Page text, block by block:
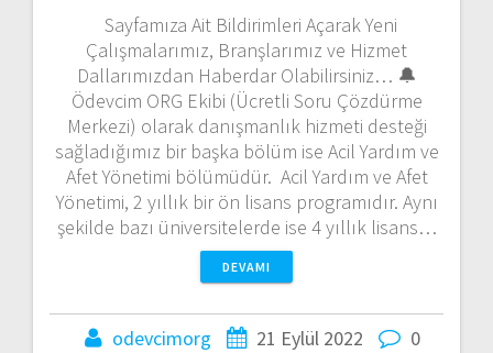
Sayfamıza Ait Bildirimleri Açarak Yeni
Çalışmalarımız, Branşlarımız ve Hizmet
Dallarımızdan Haberdar Olabilirsiniz… 🔔
Ödevcim ORG Ekibi (Ücretli Soru Çözdürme
Merkezi) olarak danışmanlık hizmeti desteği
sağladığımız bir başka bölüm ise Acil Yardım ve
Afet Yönetimi bölümüdür. Acil Yardım ve Afet
Yönetimi, 2 yıllık bir ön lisans programıdır. Aynı
şekilde bazı üniversitelerde ise 4 yıllık lisans…
DEVAMI
odevcimorg 21 Eylül 2022 0